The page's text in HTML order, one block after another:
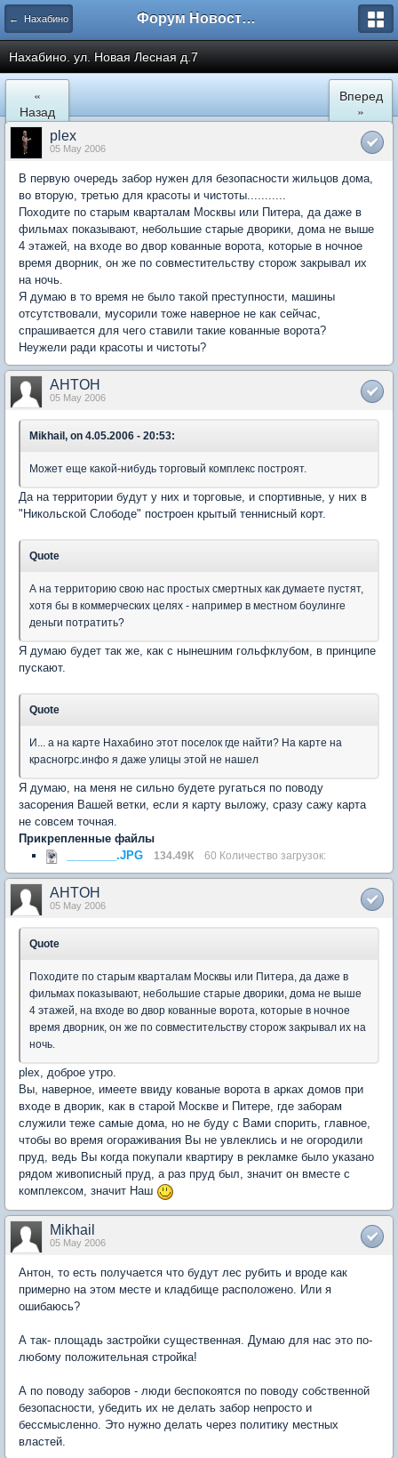
← Нахабино Форум Новостройки
Нахабино. ул. Новая Лесная д.7
«
Назад
Вперед
»
plex
05 May 2006
В первую очередь забор нужен для безопасности жильцов дома,
во вторую, третью для красоты и чистоты...........
Походите по старым кварталам Москвы или Питера, да даже в
фильмах показывают, небольшие старые дворики, дома не выше
4 этажей, на входе во двор кованные ворота, которые в ночное
время дворник, он же по совместительству сторож закрывал их
на ночь.
Я думаю в то время не было такой преступности, машины
отсутствовали, мусорили тоже наверное не как сейчас,
спрашивается для чего ставили такие кованные ворота?
Неужели ради красоты и чистоты?
AHTOH
05 May 2006
Mikhail, on 4.05.2006 - 20:53:
Может еще какой-нибудь торговый комплекс построят.
Да на территории будут у них и торговые, и спортивные, у них в
"Никольской Слободе" построен крытый теннисный корт.
Quote
А на территорию свою нас простых смертных как думаете пустят,
хотя бы в коммерческих целях - например в местном боулинге
деньги потратить?
Я думаю будет так же, как с нынешним гольфклубом, в принципе
пускают.
Quote
И... а на карте Нахабино этот поселок где найти? На карте на
красногрс.инфо я даже улицы этой не нашел
Я думаю, на меня не сильно будете ругаться по поводу
засорения Вашей ветки, если я карту выложу, сразу сажу карта
не совсем точная.
Прикрепленные файлы
________.JPG
134.49К 60 Количество загрузок:
AHTOH
05 May 2006
Quote
Походите по старым кварталам Москвы или Питера, да даже в
фильмах показывают, небольшие старые дворики, дома не выше
4 этажей, на входе во двор кованные ворота, которые в ночное
время дворник, он же по совместительству сторож закрывал их на
ночь.
plex, доброе утро.
Вы, наверное, имеете ввиду кованые ворота в арках домов при
входе в дворик, как в старой Москве и Питере, где заборам
служили теже самые дома, но не буду с Вами спорить, главное,
чтобы во время огораживания Вы не увлеклись и не огородили
пруд, ведь Вы когда покупали квартиру в рекламке было указано
рядом живописный пруд, а раз пруд был, значит он вместе с
комплексом, значит Наш
Mikhail
05 May 2006
Антон, то есть получается что будут лес рубить и вроде как
примерно на этом месте и кладбище расположено. Или я
ошибаюсь?
А так- площадь застройки существенная. Думаю для нас это по-
любому положительная стройка!
А по поводу заборов - люди беспокоятся по поводу собственной
безопасности, убедить их не делать забор непросто и
бессмысленно. Это нужно делать через политику местных
властей.